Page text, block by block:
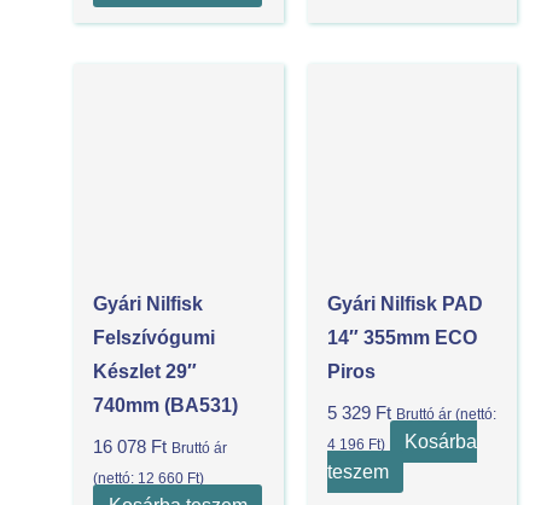
Gyári Nilfisk
Felszívógumi
Készlet 29″
740mm (BA531)
16 078 Ft Bruttó ár
(nettó: 12 660 Ft)
Gyári Nilfisk PAD
14″ 355mm ECO
Piros
5 329 Ft Bruttó ár (nettó:
4 196 Ft)
Kosárba
teszem